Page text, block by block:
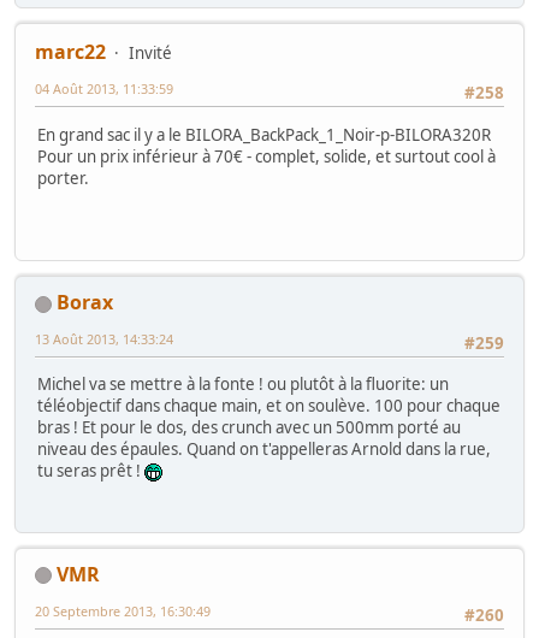
marc22
Invité
#258
04 Août 2013, 11:33:59
En grand sac il y a le BILORA_BackPack_1_Noir-p-BILORA320R
Pour un prix inférieur à 70€ - complet, solide, et surtout cool à
porter.
Borax
#259
13 Août 2013, 14:33:24
Michel va se mettre à la fonte ! ou plutôt à la fluorite: un
téléobjectif dans chaque main, et on soulève. 100 pour chaque
bras ! Et pour le dos, des crunch avec un 500mm porté au
niveau des épaules. Quand on t'appelleras Arnold dans la rue,
tu seras prêt !
VMR
#260
20 Septembre 2013, 16:30:49